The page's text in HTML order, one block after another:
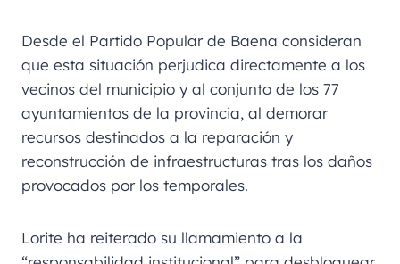
Desde el Partido Popular de Baena consideran
que esta situación perjudica directamente a los
vecinos del municipio y al conjunto de los 77
ayuntamientos de la provincia, al demorar
recursos destinados a la reparación y
reconstrucción de infraestructuras tras los daños
provocados por los temporales.
Lorite ha reiterado su llamamiento a la